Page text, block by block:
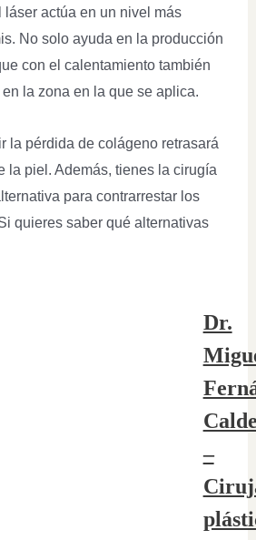
láser actúa en un nivel más
No solo ayuda en la producción
con el calentamiento también
la zona en la que se aplica.
la pérdida de colágeno retrasará
la piel. Además, tienes la cirugía
para contrarrestar los
quieres saber qué alternativas
Dr.
–